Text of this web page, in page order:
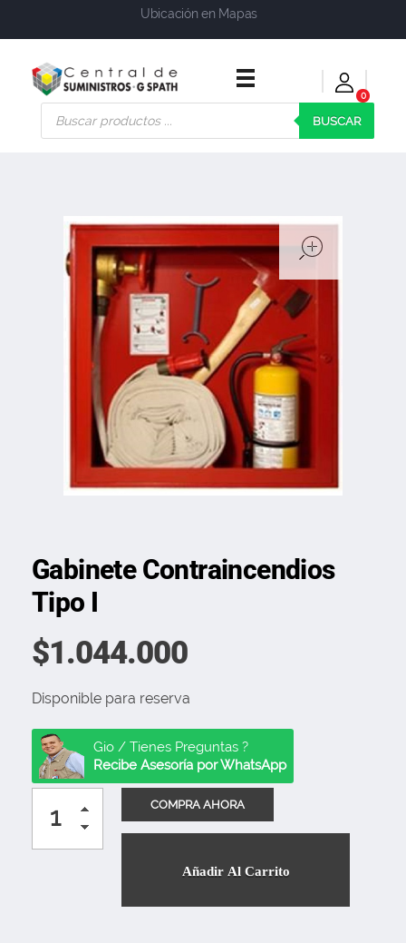
Ubicación en Mapas
Central de Suministros Gspath
Suministros y soluciones integrales para su empresa o negocio
0
BUSCAR
Gabinete Contraincendios
Tipo I
$1.044.000
Disponible para reserva
Gio / Tienes Preguntas ?
Recibe Asesoría por WhatsApp
Añadir Al Carrito